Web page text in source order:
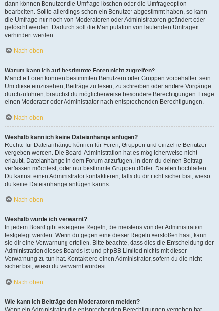
dann können Benutzer die Umfrage löschen oder die Umfrageoption
bearbeiten. Sollte allerdings schon ein Benutzer abgestimmt haben, so kann
die Umfrage nur noch von Moderatoren oder Administratoren geändert oder
gelöscht werden. Dadurch soll die Manipulation von laufenden Umfragen
verhindert werden.
Nach oben
Warum kann ich auf bestimmte Foren nicht zugreifen?
Manche Foren können bestimmten Benutzern oder Gruppen vorbehalten sein.
Um diese einzusehen, Beiträge zu lesen, zu schreiben oder andere Vorgänge
durchzuführen, brauchst du möglicherweise besondere Berechtigungen. Frage
einen Moderator oder Administrator nach entsprechenden Berechtigungen.
Nach oben
Weshalb kann ich keine Dateianhänge anfügen?
Rechte für Dateianhänge können für Foren, Gruppen und einzelne Benutzer
vergeben werden. Die Board-Administration hat es möglicherweise nicht
erlaubt, Dateianhänge in dem Forum anzufügen, in dem du deinen Beitrag
verfassen möchtest, oder nur bestimmte Gruppen dürfen Dateien hochladen.
Du kannst einen Administrator kontaktieren, falls du dir nicht sicher bist, wieso
du keine Dateianhänge anfügen kannst.
Nach oben
Weshalb wurde ich verwarnt?
In jedem Board gibt es eigene Regeln, die meistens von der Administration
festgelegt werden. Wenn du gegen eine dieser Regeln verstoßen hast, kann
sie dir eine Verwarnung erteilen. Bitte beachte, dass dies die Entscheidung der
Administration dieses Boards ist und phpBB Limited nichts mit dieser
Verwarnung zu tun hat. Kontaktiere einen Administrator, sofern du die nicht
sicher bist, wieso du verwarnt wurdest.
Nach oben
Wie kann ich Beiträge den Moderatoren melden?
Wenn ein Administrator die entsprechenden Berechtigungen vergeben hat,